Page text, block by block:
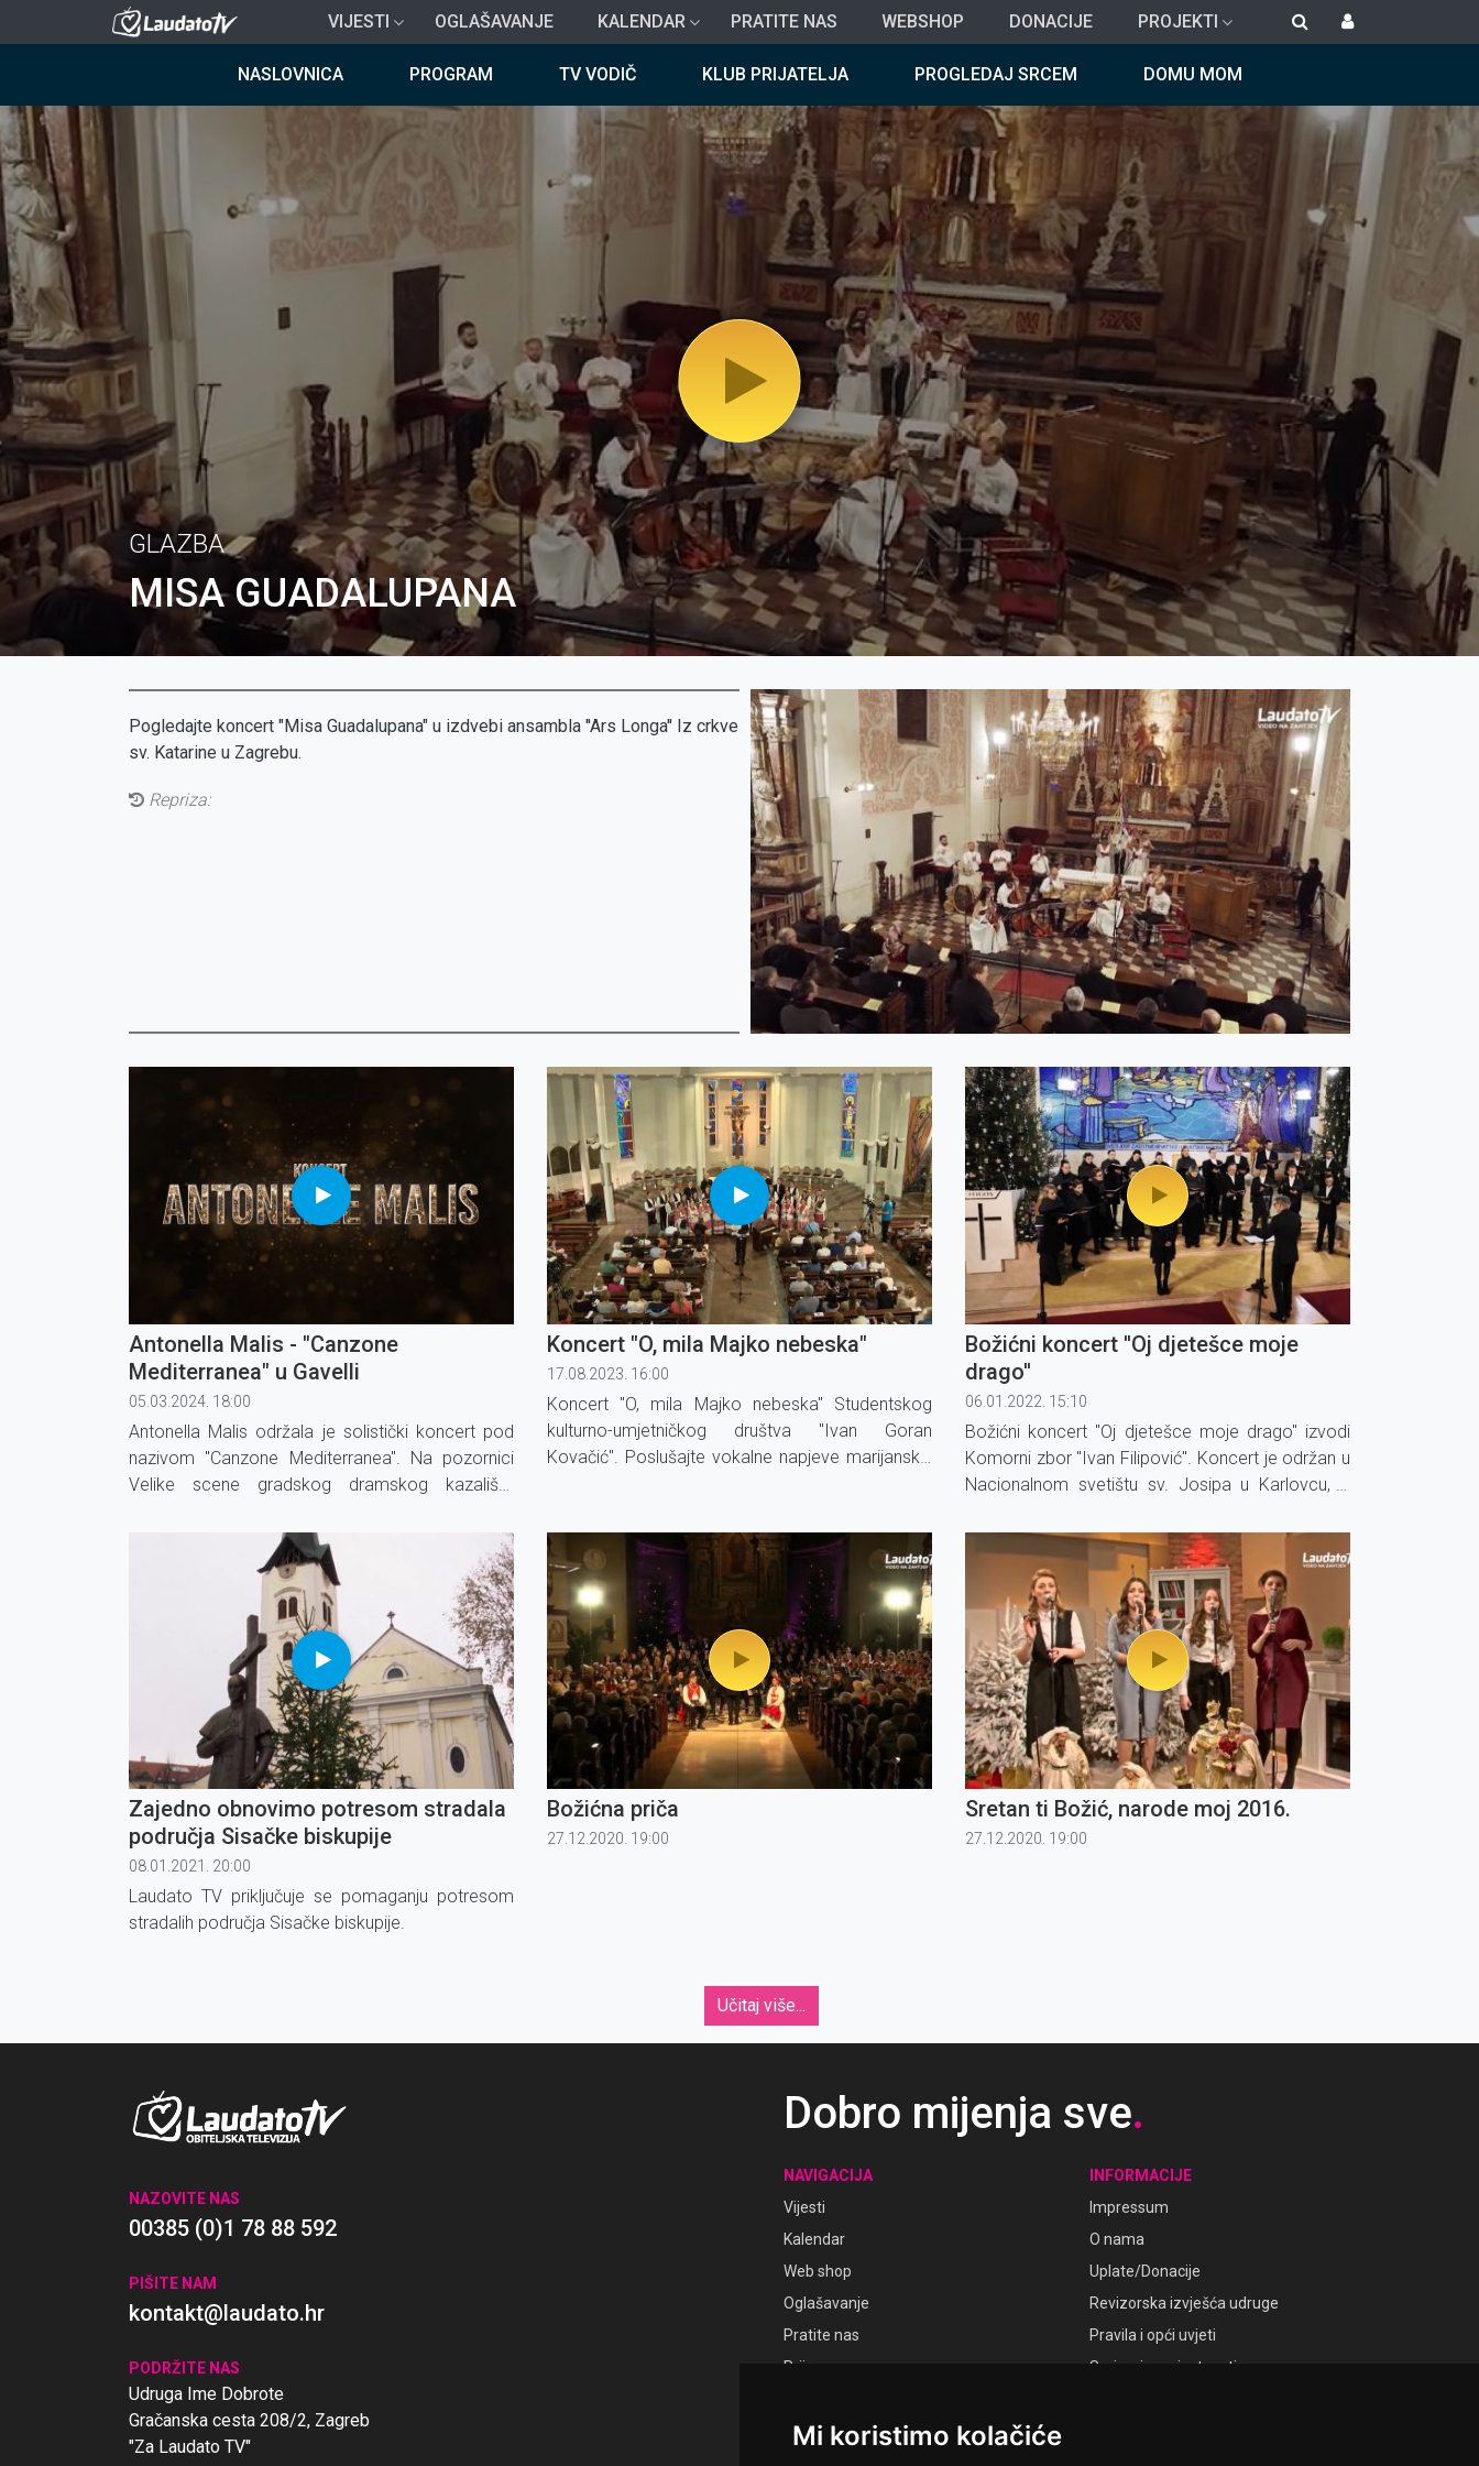
Mi koristimo kolačiće
na
VIJESTI OGLAŠAVANJE KALENDAR PRATITE NAS WEBSHOP DONACIJE PROJEKTI
NASLOVNICA PROGRAM TV VODIČ KLUB PRIJATELJA PROGLEDAJ SRCEM DOMU MOM
GLAZBA
MISA GUADALUPANA
Pogledajte koncert "Misa Guadalupana" u izdvebi ansambla ''Ars Longa'' Iz crkve
sv. Katarine u Zagrebu.
Repriza:
Antonella Malis - "Canzone
Mediterranea" u Gavelli
05.03.2024. 18:00
Antonella Malis održala je solistički koncert pod
nazivom "Canzone Mediterranea". Na pozornici
Velike scene gradskog dramskog kazališta
Cvitanovića i glazbeni gost Davor Radolfi.
Koncert "O, mila Majko nebeska"
17.08.2023. 16:00
Koncert "O, mila Majko nebeska" Studentskog
kulturno-umjetničkog društva ''Ivan Goran
Kovačić''. Poslušajte vokalne napjeve marijanskih
Božićni koncert ''Oj djetešce moje
drago''
06.01.2022. 15:10
Božićni koncert ''Oj djetešce moje drago'' izvodi
Komorni zbor ''Ivan Filipović''. Koncert je održan u
Nacionalnom svetištu sv. Josipa u Karlovcu, a
Zajedno obnovimo potresom stradala
područja Sisačke biskupije
08.01.2021. 20:00
Laudato TV priključuje se pomaganju potresom
stradalih područja Sisačke biskupije.
Božićna priča
27.12.2020. 19:00
Sretan ti Božić, narode moj 2016.
27.12.2020. 19:00
Učitaj više...
NAZOVITE NAS
00385 (0)1 78 88 592
PIŠITE NAM
kontakt@laudato.hr
PODRŽITE NAS
Udruga Ime Dobrote
Gračanska cesta 208/2, Zagreb
"Za Laudato TV"
Dobro mijenja sve.
NAVIGACIJA
Vijesti
Kalendar
Web shop
Oglašavanje
Pratite nas
Prijava
INFORMACIJE
Impressum
O nama
Uplate/Donacije
Revizorska izvješća udruge
Pravila i opći uvjeti
Smjernice privatnosti